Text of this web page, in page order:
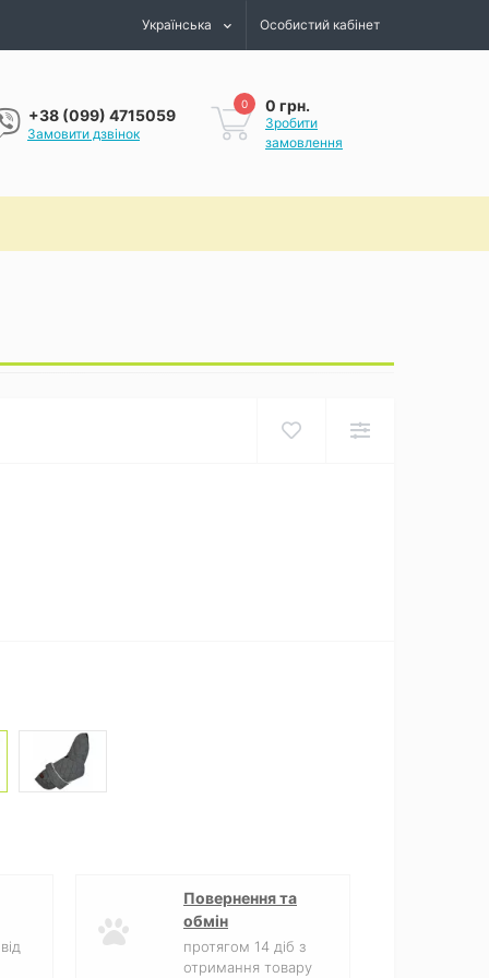
Українська Особистий кабінет
+38 (099) 4715059
Замовити дзвінок
0 0 грн.
Зробити
замовлення
Повернення та
обмін
протягом 14 діб з
отримання товару